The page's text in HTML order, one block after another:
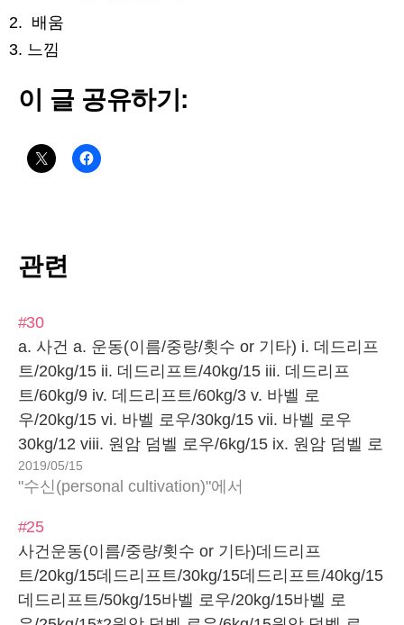
배움
느낌
이 글 공유하기:
관련
#30
a. 사건 a. 운동(이름/중량/횟수 or 기타) i. 데드리프
트/20kg/15 ii. 데드리프트/40kg/15 iii. 데드리프
트/60kg/9 iv. 데드리프트/60kg/3 v. 바벨 로
우/20kg/15 vi. 바벨 로우/30kg/15 vii. 바벨 로우
30kg/12 viii. 원암 덤벨 로우/6kg/15 ix. 원암 덤벨 로
우/8kg/15 x. 원암 덤벨 로우/8kg/15 xi. 스트레이트
암 풀 다운/27kg/15 xii. 스트레이트 암 풀 다
2019/05/15
"수신(personal cultivation)"에서
#25
사건운동(이름/중량/횟수 or 기타)데드리프
트/20kg/15데드리프트/30kg/15데드리프트/40kg/15
데드리프트/50kg/15바벨 로우/20kg/15바벨 로